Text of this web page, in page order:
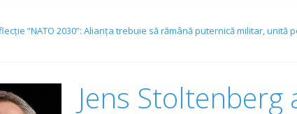
“NATO 2030”: Alianța trebuie să rămână puternică militar,
Jens